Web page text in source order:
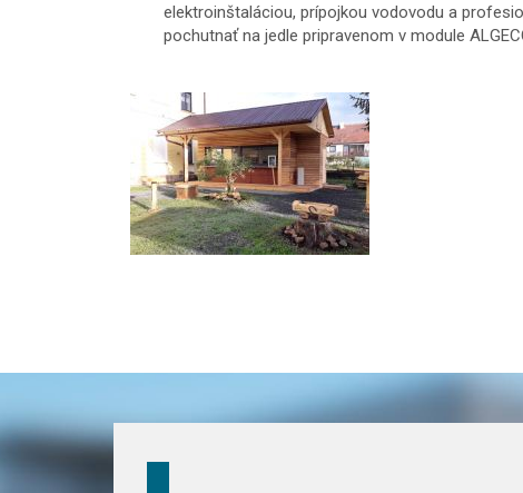
elektroinštaláciou, prípojkou vodovodu a
pochutnať na jedle pripravenom v module